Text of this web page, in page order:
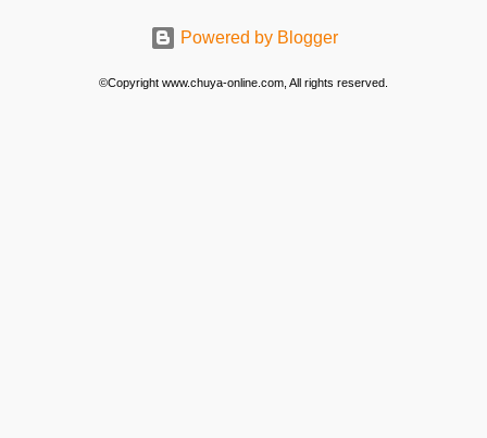
Powered by Blogger
©Copyright www.chuya-online.com, All rights reserved.